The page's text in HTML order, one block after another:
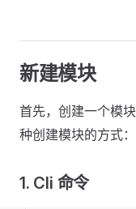
新建模块
首先，创建一个模
种创建模块的方式：
1. Cli 命令